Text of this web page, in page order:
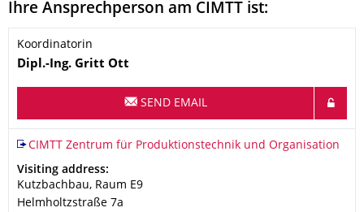
Ihre Ansprechperson am CIMTT ist:
Koordinatorin
Name
Dipl.-Ing. Gritt Ott
SEND EMAIL
Organization Name
CIMTT Zentrum für Produktionstechnik und Organisation
CIMTT Zentrum für Produktionstechnik und Organisation
Address
Visiting address:
Kutzbachbau, Raum E9
Helmholtzstraße 7a